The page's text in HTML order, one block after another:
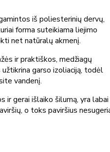
iš poliesterinių dervų,
forma suteikiama liejimo
net natūralų akmenį.
ir praktiškos, medžiagų
garso izoliaciją, todėl
vandenį.
gerai išlaiko šilumą, yra labai
o toks paviršius